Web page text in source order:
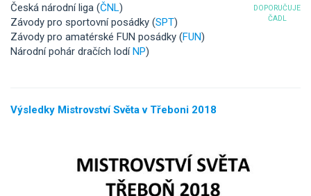
DOPORUČUJE
ČADL
Česká národní liga (ČNL)
Závody pro sportovní posádky (SPT)
Závody pro amatérské FUN posádky (FUN)
Národní pohár dračích lodíNP)
Výsledky Mistrovství Světa v Třeboni 2018